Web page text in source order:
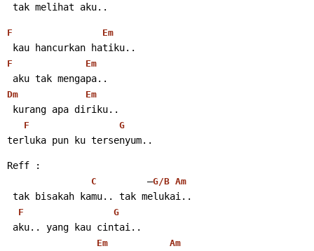
tak melihat aku..
F Em
kau hancurkan hatiku..
F Em
aku tak mengapa..
Dm Em
kurang apa diriku..
F G
terluka pun ku tersenyum..
Reff :
C
         –
G/B Am
tak bisakah kamu.. tak melukai..
F G
aku.. yang kau cintai..
Em Am